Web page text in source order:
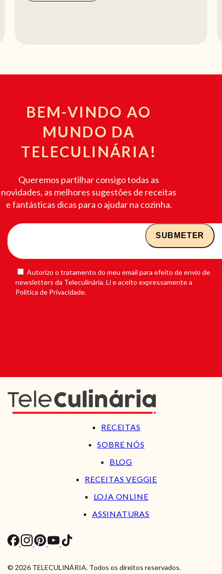
BEM-VINDO AO
MUNDO DA
TELECULINÁRIA!
Queremos partilhar consigo todas as
novidades, as melhores sugestões de receitas
e fantásticas dicas para o ajudar na cozinha.
Autorizo o tratamento do meu email para efeito de envio de
newsletters da Teleculinária. Li e aceito expressamente a
Política de Privacidade.
RECEITAS
SOBRE NÓS
BLOG
RECEITAS VEGGIE
LOJA ONLINE
ASSINATURAS
© 2026 TELECULINÁRIA. Todos os direitos reservados.